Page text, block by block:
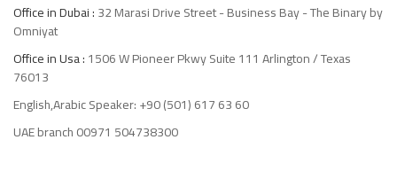
Office in Dubai :32 Marasi Drive Street - Business Bay - The Binary by
Omniyat
Office in Usa :1506 W Pioneer Pkwy Suite 111 Arlington / Texas
76013
English,Arabic Speaker: +90 (501) 617 63 60
UAE branch 00971 504738300